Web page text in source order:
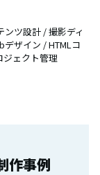
ツ設計 / 撮影ディ
デザイン / HTMLコ
ジェクト管理
作事例